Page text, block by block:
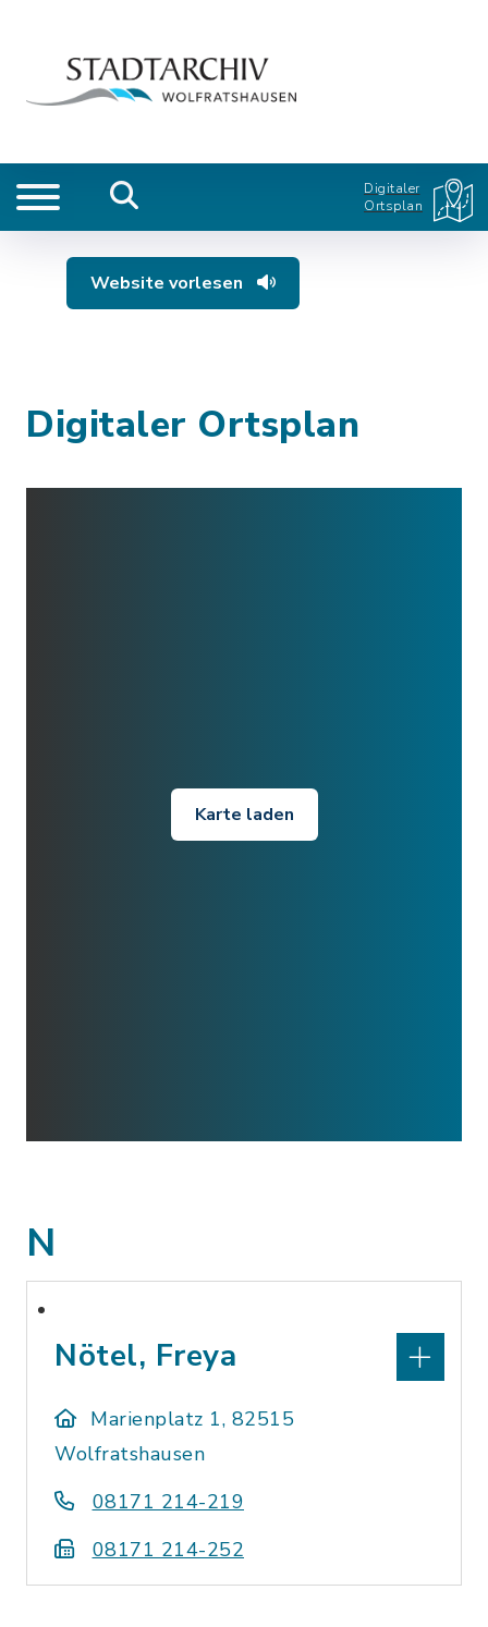
Digitaler
Ortsplan
Website vorlesen
Digitaler Ortsplan
Karte laden
N
Nötel, Freya
Marienplatz 1, 82515
Wolfratshausen
08171 214-219
08171 214-252